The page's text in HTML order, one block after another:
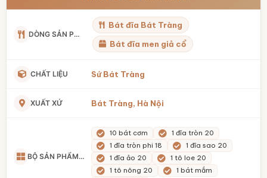
DÒNG SẢN PHẨM
Bát đĩa Bát Tràng
Bát đĩa men giả cổ
CHẤT LIỆU Sứ Bát Tràng
XUẤT XỨ Bát Tràng, Hà Nội
BỘ SẢN PHẨM GỒM
10 bát cơm
1 đĩa tròn 20
1 đĩa tròn phi 18
1 đĩa sao 20
1 đĩa ảo 20
1 tô loe 20
1 tô nông 20
1 bát mắm